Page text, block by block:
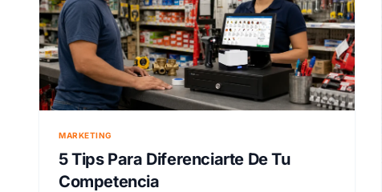
MARKETING
5 Tips Para Diferenciarte De Tu
Competencia